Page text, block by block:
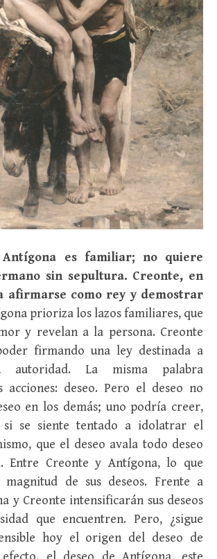
es familiar; no quiere
sin sepultura. Creonte, en
afirmarse como rey y demostrar
prioriza los lazos familiares, que
y revelan a la persona. Creonte
firmando una ley destinada a
autoridad. La misma palabra
acciones: deseo. Pero el deseo no
en los demás; uno podría creer,
si se siente tentado a idolatrar el
que el deseo avala todo deseo
Entre Creonte y Antígona, lo que
de sus deseos. Frente a
y Creonte intensificarán sus deseos
que encuentren. Pero, ¿sigue
hoy el origen del deseo de